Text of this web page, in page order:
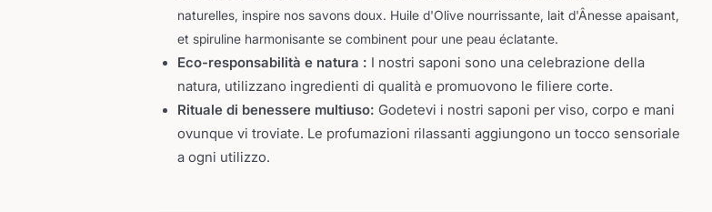
naturelles, inspire nos savons doux. Huile d'Olive nourrissante, lait d'Ânesse apaisant,
et spiruline harmonisante se combinent pour une peau éclatante.
Eco-responsabilità e natura : I nostri saponi sono una celebrazione della
natura, utilizzano ingredienti di qualità e promuovono le filiere corte.
Rituale di benessere multiuso: Godetevi i nostri saponi per viso, corpo e mani
ovunque vi troviate. Le profumazioni rilassanti aggiungono un tocco sensoriale
a ogni utilizzo.